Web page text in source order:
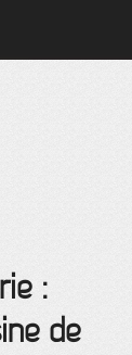
:
de